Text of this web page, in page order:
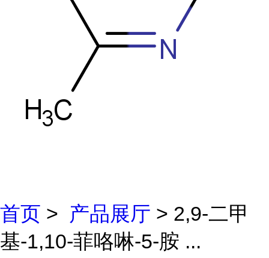
首页 > 产品展厅 > 2,9-二甲
基-1,10-菲咯啉-5-胺 ...